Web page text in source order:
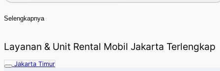
Selengkapnya
Layanan & Unit Rental Mobil Jakarta Terlengkap
Jakarta Timur